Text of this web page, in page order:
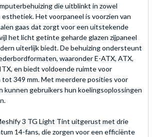
die uitblinkt in zowel
Het voorpaneel is voorzien van
gaas dat zorgt voor een uitstekende
het licht getinte geharde glazen zijpaneel
uiterlijk biedt. De behuizing ondersteunt
waaronder E-ATX, ATX,
en biedt voldoende ruimte voor
349 mm. Met meerdere posities voor
kunnen gebruikers hun koelingsoplossingen
3 TG Light Tint uitgerust met drie
14-fans, die zorgen voor een efficiënte